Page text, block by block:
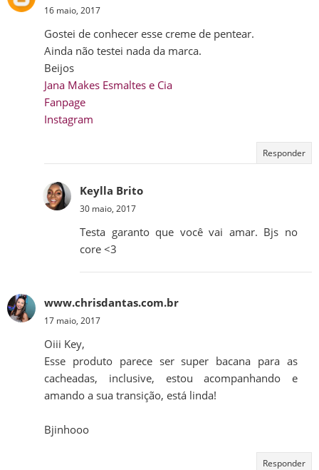
16 maio, 2017
Gostei de conhecer esse creme de pentear.
Ainda não testei nada da marca.
Beijos
Jana Makes Esmaltes e Cia
Fanpage
Instagram
Responder
Keylla Brito
30 maio, 2017
Testa garanto que você vai amar. Bjs no
core <3
www.chrisdantas.com.br
17 maio, 2017
Oiii Key,
Esse produto parece ser super bacana para as
cacheadas, inclusive, estou acompanhando e
amando a sua transição, está linda!
Bjinhooo
Responder